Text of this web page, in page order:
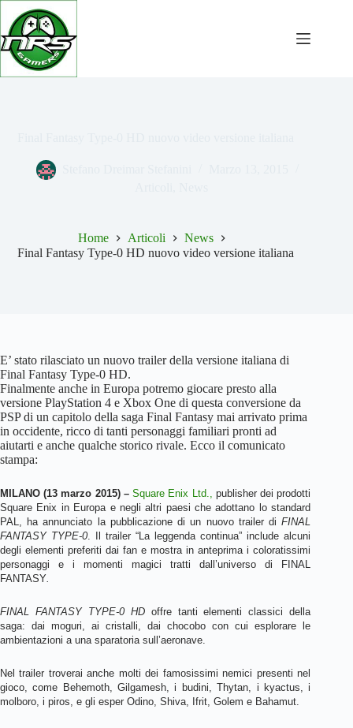
Salta
contenuto
Home Articoli
News
Final Fantasy Type-0 HD nuovo video versione italiana
E’ stato rilasciato un nuovo trailer della versione italiana di
Final Fantasy Type-0 HD.
Finalmente anche in Europa potremo giocare presto alla
versione PlayStation 4 e Xbox One di questa conversione da
PSP di un capitolo della saga Final Fantasy mai arrivato prima
in occidente, ricco di tanti personaggi familiari pronti ad
aiutarti e anche qualche storico rivale. Ecco il comunicato
stampa:
MILANO (13 marzo 2015) –Square Enix Ltd., publisher dei prodotti
Square Enix in Europa e negli altri paesi che adottano lo standard
PAL, ha annunciato la pubblicazione di un nuovo trailer diFINAL
FANTASY TYPE-0. Il trailer “La leggenda continua” include alcuni
degli elementi preferiti dai fan e mostra in anteprima i coloratissimi
personaggi e i momenti magici tratti dall’universo di FINAL
FANTASY.
FINAL FANTASY TYPE-0 HD offre tanti elementi classici della
saga: dai moguri, ai cristalli, dai chocobo con cui esplorare le
ambientazioni a una sparatoria sull’aeronave.
Nel trailer troverai anche molti dei famosissimi nemici presenti nel
gioco, come Behemoth, Gilgamesh, i budini, Thytan, i kyactus, i
molboro, i piros, e gli esper Odino, Shiva, Ifrit, Golem e Bahamut.